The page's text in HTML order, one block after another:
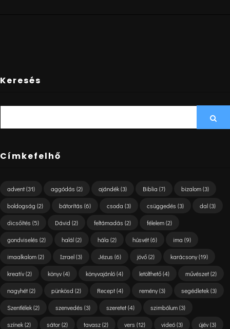
Keresés
Címkefelhő
advent(31) aggódás (2) ajándék(3) Biblia (7) bizalom(3)
boldogság (2) bátorítás (6) csoda (3) csüggedés (3) dal(3)
dicsőítés (5) Dávid (2) feltámadás (2) félelem(2)
gondviselés (2) halál(2) hála (2) húsvét(6) ima (9)
imaalkalom(2) Izrael(3) Jézus (6) jövő(2) karácsony(19)
kreatív(2) könyv(4) könyvajánló(4) letölthető(4) művészet(2)
nagyhét(2) pünkösd (2) Recept(4) remény(3) segédletek(3)
Szentlélek(2) szenvedés (3) szeretet(4) szimbólum(3)
színek(2) sátor(2) tavasz(2) vers (12) videó(3) újév(3)